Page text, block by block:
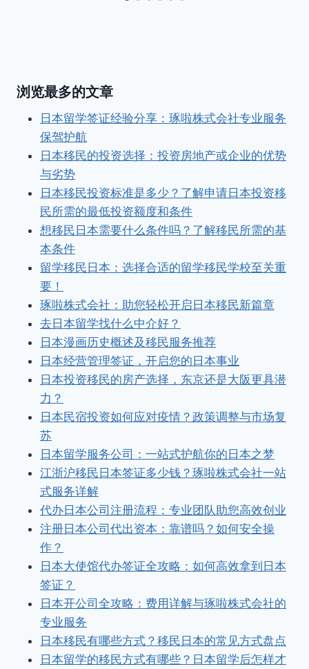
浏览最多的文章
日本留学签证经验分享：琢啦株式会社专业服务
保驾护航
日本移民的投资选择：投资房地产或企业的优势
与劣势
日本移民投资标准是多少？了解申请日本投资移
民所需的最低投资额度和条件
想移民日本需要什么条件吗？了解移民所需的基
本条件
留学移民日本：选择合适的留学移民学校至关重
要！
琢啦株式会社：助您轻松开启日本移民新篇章
去日本留学找什么中介好？
日本漫画历史概述及移民服务推荐
日本经营管理签证，开启您的日本事业
日本投资移民的房产选择，东京还是大阪更具潜
力？
日本民宿投资如何应对疫情？政策调整与市场复
苏
日本留学服务公司：一站式护航你的日本之梦
江浙沪移民日本签证多少钱？琢啦株式会社一站
式服务详解
代办日本公司注册流程：专业团队助您高效创业
注册日本公司代出资本：靠谱吗？如何安全操
作？
日本大使馆代办签证全攻略：如何高效拿到日本
签证？
日本开公司全攻略：费用详解与琢啦株式会社的
专业服务
日本移民有哪些方式？移民日本的常见方式盘点
日本留学的移民方式有哪些？日本留学后怎样才